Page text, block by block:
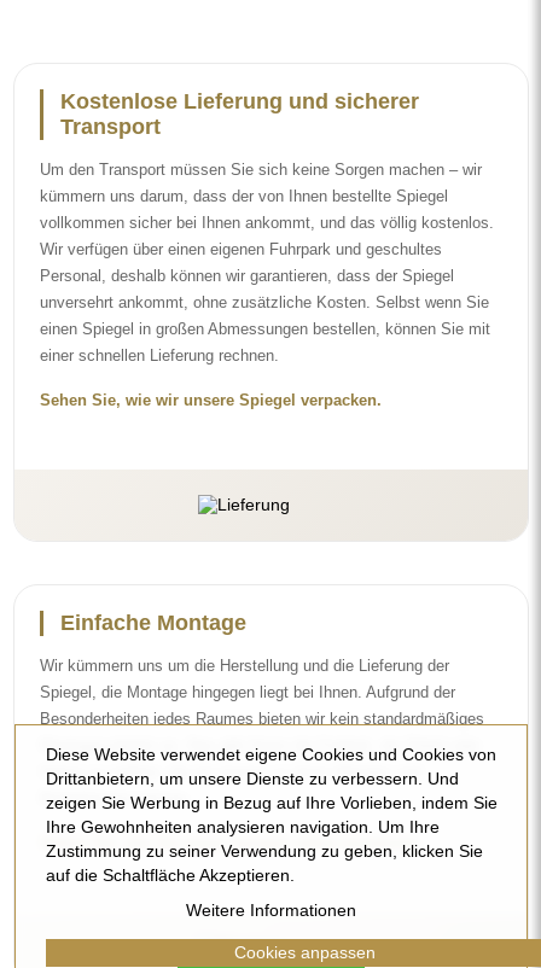
Einfache Montage
Wir kümmern uns um die Herstellung und die Lieferung der
Spiegel, die Montage hingegen liegt bei Ihnen. Aufgrund der
Besonderheiten jedes Raumes bieten wir kein standardmäßiges
Montagezubehör an. Das gibt Ihnen die Freiheit, die Dübel oder
Haken zu wählen, die am besten zu Ihren Wänden und
Bedürfnissen passen.
Sehen Sie, wie Sie einen Spiegel selbst montieren.
Für einen optimalen Glanz genügen ein Mikrofasertuch und
entscheiden, achten Sie darauf, dass sie einen neutralen pH-Wert
(etwa 7) haben. Vermeiden Sie scharfe Reinigungsmittel mit
Essig, Ammoniak oder starken Säuren – so behält der Spiegel
sein schönes Spiegelbild über viele Jahre.
Möchten Sie mehr erfahren?
Entdecken Sie weitere Tipps in unserem Blog.
Diese Website verwendet eigene Cookies und Cookies von
Drittanbietern, um unsere Dienste zu verbessern. Und
zeigen Sie Werbung in Bezug auf Ihre Vorlieben, indem Sie
Ihre Gewohnheiten analysieren navigation. Um Ihre
Zustimmung zu seiner Verwendung zu geben, klicken Sie
auf die Schaltfläche Akzeptieren.
Weitere Informationen
Cookies anpassen